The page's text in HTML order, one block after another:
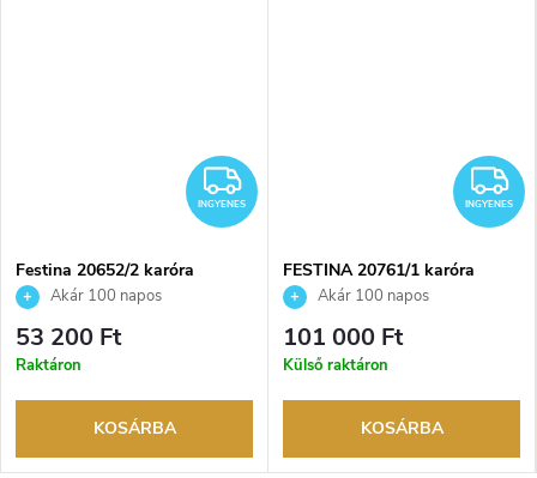
INGYENES
INGYENES
Festina 20652/2 karóra
Akár 100 napos
visszaküldési lehetőség. Hivatalos
márkakereskedő.
53 200 Ft
Raktáron
KOSÁRBA
INGYENES
FESTINA 20761/1 karóra
Akár 100 napos
visszaküldési lehetőség. Hivatalos
márkakereskedő.
101 000 Ft
Külső raktáron
KOSÁRBA